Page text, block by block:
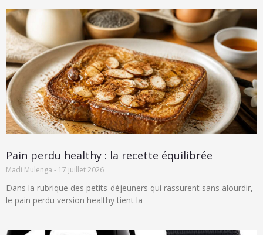
Pain perdu healthy : la recette équilibrée
Madi Mulenga 17 juillet 2026
Dans la rubrique des petits-déjeuners qui rassurent sans alourdir,
le pain perdu version healthy tient la